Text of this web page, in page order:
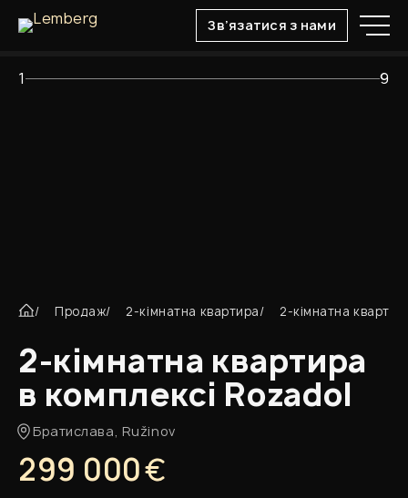
Зв’язатися з нами
1 9
Продаж 2-кімнатна квартира 2-кімнатна
2-кімнатна квартира
в комплексі Rozadol
Братислава, Ružinov
299 000